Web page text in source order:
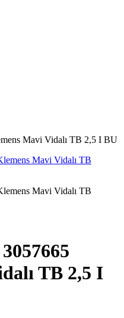
Mavi Vidalı TB 2,5 I BU
TB 2,5 I